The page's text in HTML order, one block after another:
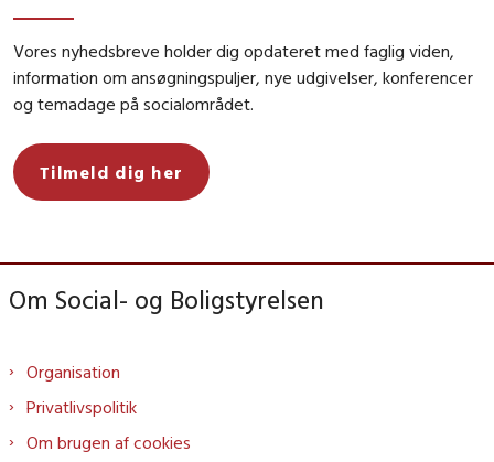
Vores nyhedsbreve holder dig opdateret med faglig viden,
information om ansøgningspuljer, nye udgivelser, konferencer
og temadage på socialområdet.
Tilmeld dig her
Om Social- og Boligstyrelsen
Organisation
Privatlivspolitik
Om brugen af cookies